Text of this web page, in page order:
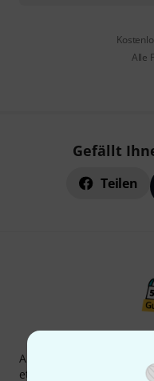
Alle
Gefällt
Teilen
Abonniere den
etwas Glück einen von